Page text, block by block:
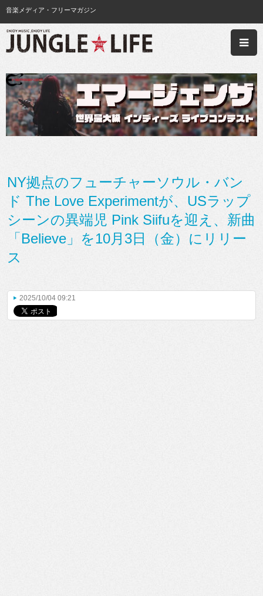
音楽メディア・フリーマガジン
NY拠点のフューチャーソウル・バン
ド The Love Experimentが、USラップ
シーンの異端児 Pink Siifuを迎え、新曲
「Believe」を10月3日（金）にリリー
ス
2025/10/04 09:21